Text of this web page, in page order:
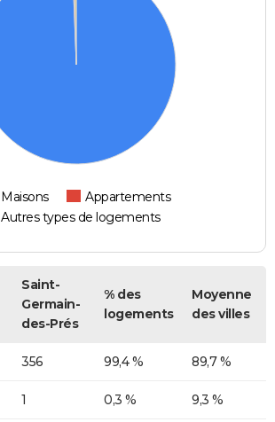
Maisons
Appartements
Autres types de logements
Saint-
Germain-
des-Prés
% des
logements
Moyenne
des villes
356 99,4 % 89,7 %
1 0,3 % 9,3 %